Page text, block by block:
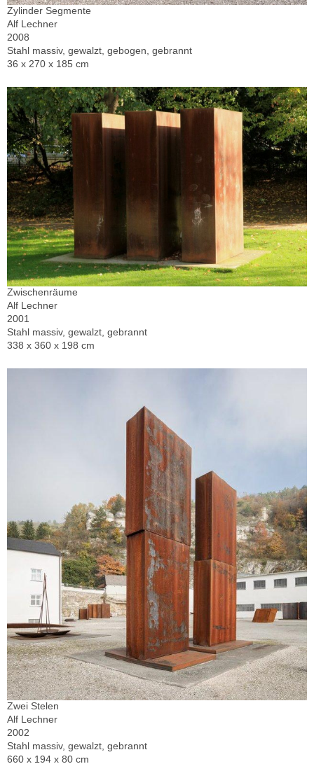
Zylinder Segmente
Alf Lechner
2008
Stahl massiv, gewalzt, gebogen, gebrannt
36 x 270 x 185 cm
Zwischenräume
Alf Lechner
2001
Stahl massiv, gewalzt, gebrannt
338 x 360 x 198 cm
Zwei Stelen
Alf Lechner
2002
Stahl massiv, gewalzt, gebrannt
660 x 194 x 80 cm